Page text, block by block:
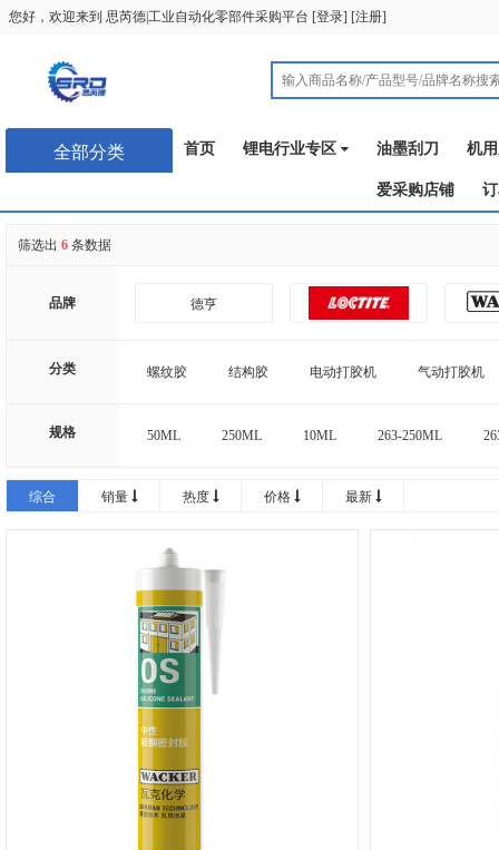
您好，欢迎来到 思芮德|工业自动化零部件采购平台 [登录] [注册]
全部分类 首页 锂电行业专区 油墨刮刀 机
爱采购店铺
筛选出 6 条数据
品牌 德亨
分类 螺纹胶 结构胶 电动打胶机 气动打胶机
规格 50ML 250ML 10ML 263-250ML
综合 销量 热度 价格 最新